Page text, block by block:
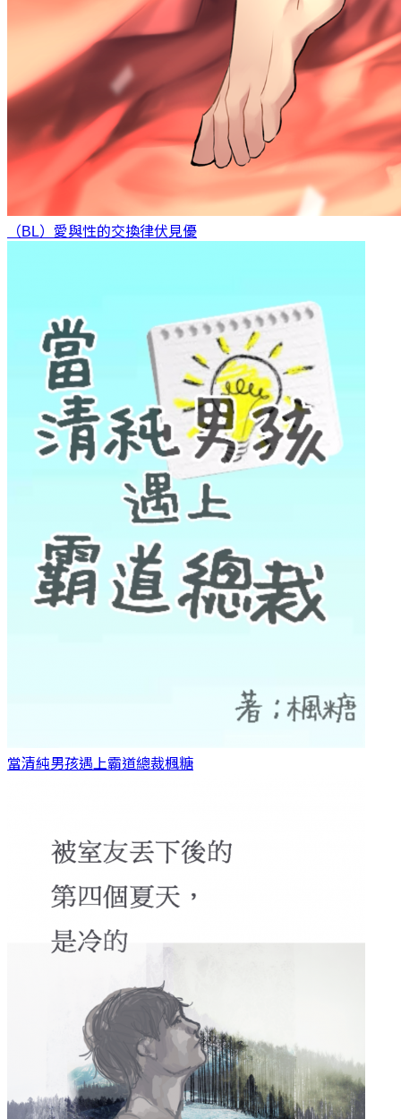
（BL）愛與性的交換律伏見優
當清純男孩遇上霸道總裁楓糖